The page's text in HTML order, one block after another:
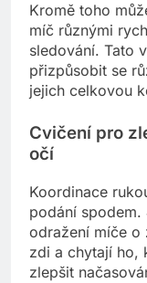
Kromě toho
míč různými
sledování. Tato
přizpůsobit se
jejich celkovou
Cvičení pro
očí
Koordinace
podání
odražení míče
zdi a chytají ho,
zlepšit